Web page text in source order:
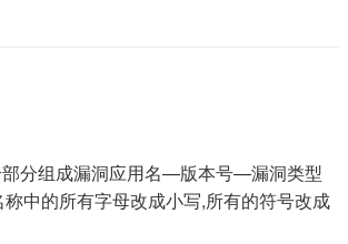
部分组成漏洞应用名—版本号—漏洞类型
中的所有字母改成小写,所有的符号改成